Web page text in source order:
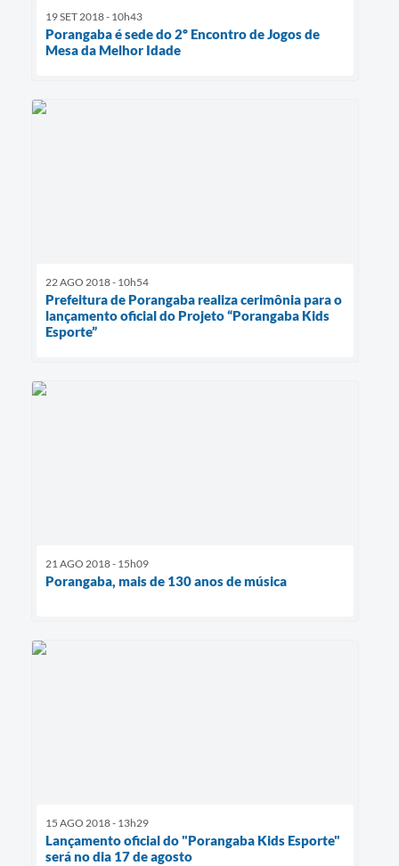
19 SET 2018 - 10h43
Porangaba é sede do 2º Encontro de Jogos de
Mesa da Melhor Idade
22 AGO 2018 - 10h54
Prefeitura de Porangaba realiza cerimônia para o
lançamento oficial do Projeto “Porangaba Kids
Esporte”
21 AGO 2018 - 15h09
Porangaba, mais de 130 anos de música
15 AGO 2018 - 13h29
Lançamento oficial do "Porangaba Kids Esporte"
será no dia 17 de agosto